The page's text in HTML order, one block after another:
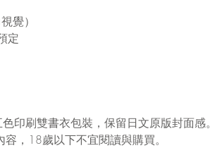
覺）
定
印刷雙書衣包裝，保留日文原版封面感。
，18歲以下不宜閱讀與購買。